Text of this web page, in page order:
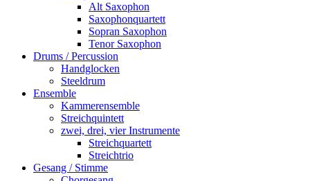
Alt Saxophon
Saxophonquartett
Sopran Saxophon
Tenor Saxophon
Drums / Percussion
Handglocken
Steeldrum
Ensemble
Kammerensemble
Streichquintett
zwei, drei, vier Instrumente
Streichquartett
Streichtrio
Gesang / Stimme